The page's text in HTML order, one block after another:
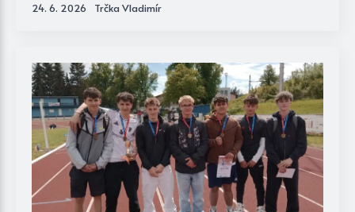
24. 6. 2026 Trčka Vladimír